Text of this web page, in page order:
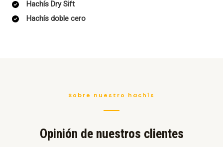
Hachís Dry Sift
Hachís doble cero
Sobre nuestro hachís
Opinión de nuestros clientes